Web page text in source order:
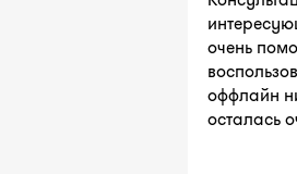
очень
оффлайн
осталась